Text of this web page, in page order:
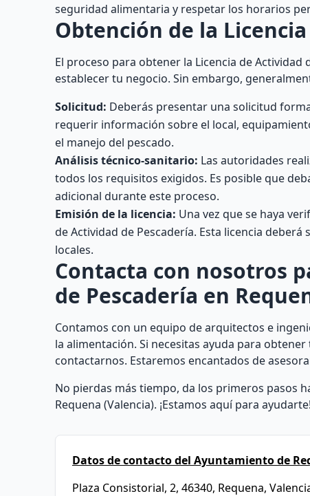
seguridad alimentaria y respetar los horarios
Obtención de la
El proceso para obtener la Licencia de
establecer tu negocio. Sin embargo,
Solicitud: Deberás presentar una solicitud
requerir información sobre el local,
el manejo del pescado.
Análisis técnico-sanitario: Las autoridades
todos los requisitos exigidos. Es posible que
adicional durante este proceso.
Emisión de la licencia: Una vez que se haya
de Actividad de Pescadería. Esta licencia
locales.
Contacta con nosotros
de Pescadería en
Contamos con un equipo de arquitectos e
la alimentación. Si necesitas ayuda para
contactarnos. Estaremos encantados de
No pierdas más tiempo, da los primeros pasos
Requena (Valencia). ¡Estamos aquí para ayudarte!
Datos de contacto del Ayuntamiento de
Plaza Consistorial, 2, 46340, Requena,